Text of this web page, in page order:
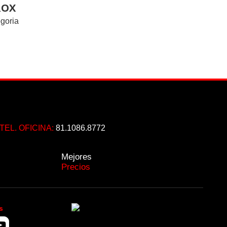
TEL. OFICINA: 81.1086.8772
Mejores
Precios